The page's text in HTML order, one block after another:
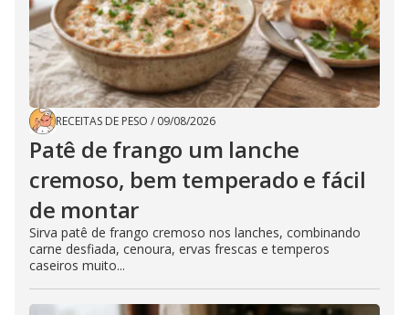
RECEITAS DE PESO / 09/08/2026
Patê de frango um lanche
cremoso, bem temperado e fácil
de montar
Sirva patê de frango cremoso nos lanches, combinando
carne desfiada, cenoura, ervas frescas e temperos
caseiros muito...